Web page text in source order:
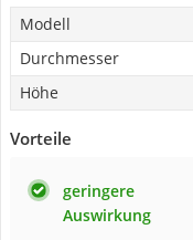
Modell
Durchmesser
Höhe
Vorteile
geringere
Auswirkung